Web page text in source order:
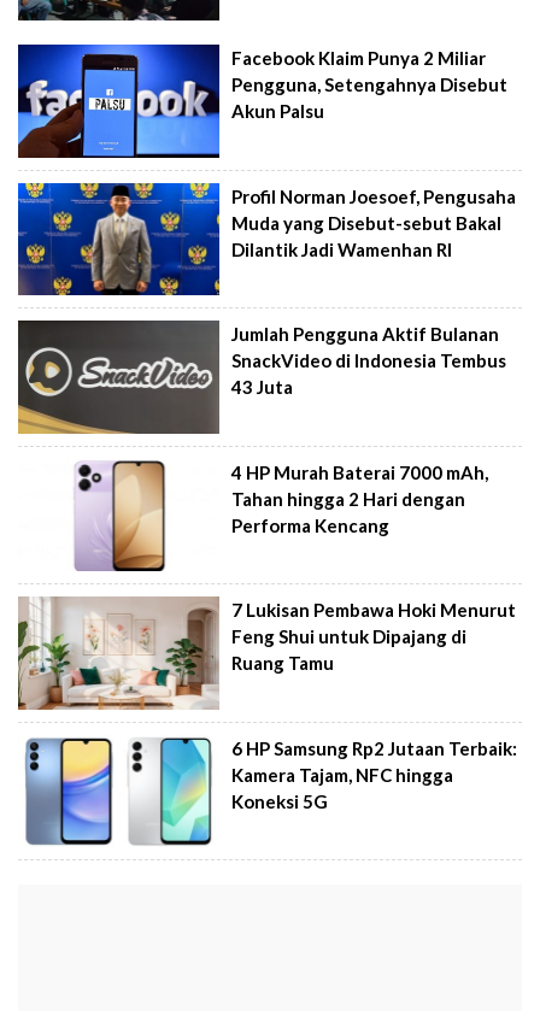
Facebook Klaim Punya 2 Miliar
Pengguna, Setengahnya Disebut
Akun Palsu
Profil Norman Joesoef, Pengusaha
Muda yang Disebut-sebut Bakal
Dilantik Jadi Wamenhan RI
Jumlah Pengguna Aktif Bulanan
SnackVideo di Indonesia Tembus
43 Juta
4 HP Murah Baterai 7000 mAh,
Tahan hingga 2 Hari dengan
Performa Kencang
7 Lukisan Pembawa Hoki Menurut
Feng Shui untuk Dipajang di
Ruang Tamu
6 HP Samsung Rp2 Jutaan Terbaik:
Kamera Tajam, NFC hingga
Koneksi 5G